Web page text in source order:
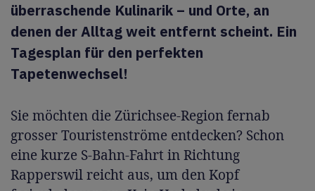
überraschende Kulinarik – und Orte, an
denen der Alltag weit entfernt scheint. Ein
Tagesplan für den perfekten
Tapetenwechsel!
Sie möchten die Zürichsee-Region fernab
grosser Touristenströme entdecken? Schon
eine kurze S-Bahn-Fahrt in Richtung
Rapperswil reicht aus, um den Kopf